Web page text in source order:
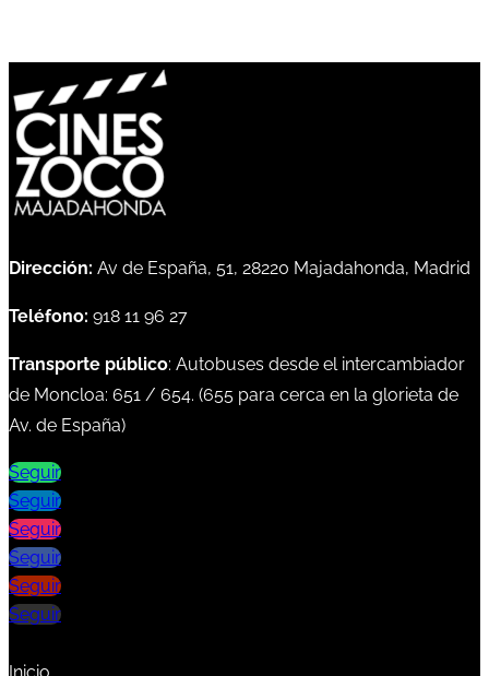
Dirección: Av de España, 51, 28220 Majadahonda, Madrid
Teléfono: 918 11 96 27
Transporte público: Autobuses desde el intercambiador
de Moncloa: 651 / 654. (655 para cerca en la glorieta de
Av. de España)
Seguir
Seguir
Seguir
Seguir
Seguir
Seguir
Inicio